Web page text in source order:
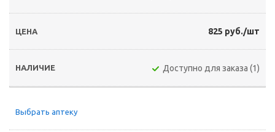
825 руб./шт
Доступно для заказа (1)
Выбрать аптеку